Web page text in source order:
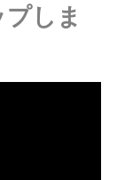
しま